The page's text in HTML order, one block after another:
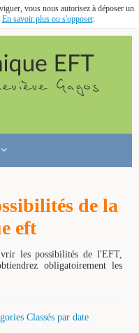
vous nous autorisez à déposer un
En savoir plus ou s'opposer.
de la
eft
les possibilités de l'EFT,
obligatoirement les
Classés par date